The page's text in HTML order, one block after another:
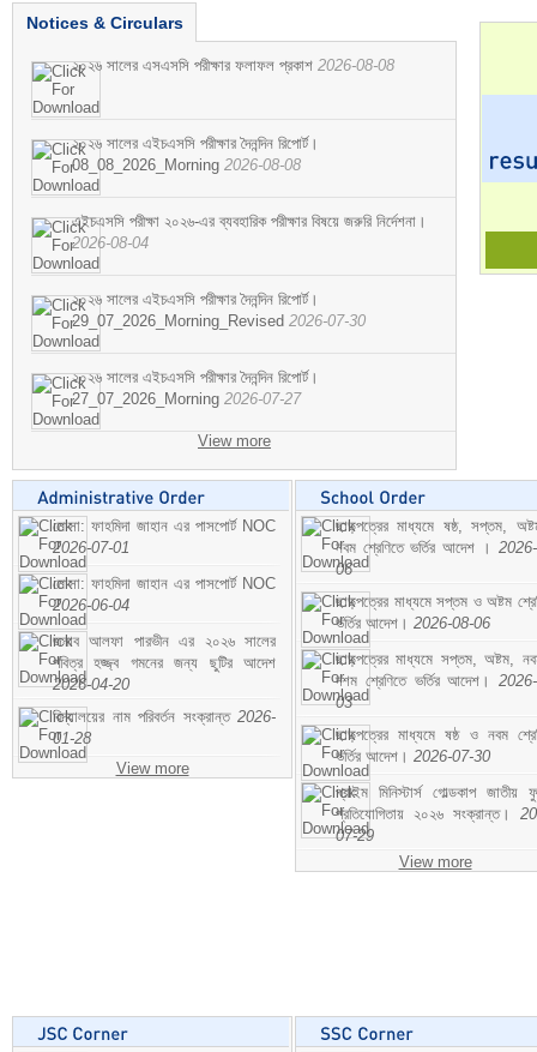
Notices & Circulars
২০২৬ সালের এসএসসি পরীক্ষার ফলাফল প্রকাশ 2026-08-08
২০২৬ সালের এইচএসসি পরীক্ষার দৈনন্দিন রিপোর্ট।
08_08_2026_Morning 2026-08-08
এইচএসসি পরীক্ষা ২০২৬-এর ব্যবহারিক পরীক্ষার বিষয়ে জরুরি নির্দেশনা।
2026-08-04
২০২৬ সালের এইচএসসি পরীক্ষার দৈনন্দিন রিপোর্ট।
29_07_2026_Morning_Revised 2026-07-30
২০২৬ সালের এইচএসসি পরীক্ষার দৈনন্দিন রিপোর্ট।
27_07_2026_Morning 2026-07-27
View more
মোসা: ফাহমিদা জাহান এর পাসপোর্ট NOC
2026-07-01
মোসা: ফাহমিদা জাহান এর পাসপোর্ট NOC
2026-06-04
জনাব আলফা পারভীন এর ২০২৬ সালের
পবিত্র হজ্জ্ব গমনের জন্য ছুটির আদেশ
2026-04-20
বিদ্যালয়ের নাম পরিবর্তন সংক্রান্ত 2026-
01-28
View more
ছাড়পত্রের মাধ্যমে ষষ্ঠ, সপ্তম,
নবম শ্রেণিতে ভর্তির আদেশ ।
06
ছাড়পত্রের মাধ্যমে সপ্তম ও অষ্টম
ভর্তির আদেশ। 2026-08-06
ছাড়পত্রের মাধ্যমে সপ্তম, অষ্টম,
দশম শ্রেণিতে ভর্তির আদেশ।
03
ছাড়পত্রের মাধ্যমে ষষ্ঠ ও নবম
ভর্তির আদেশ। 2026-07-30
প্রাইম মিনিস্টার্স গোল্ডকাপ জাতীয়
প্রতিযোগিতায় ২০২৬ সংক্রান্ত।
07-29
View more